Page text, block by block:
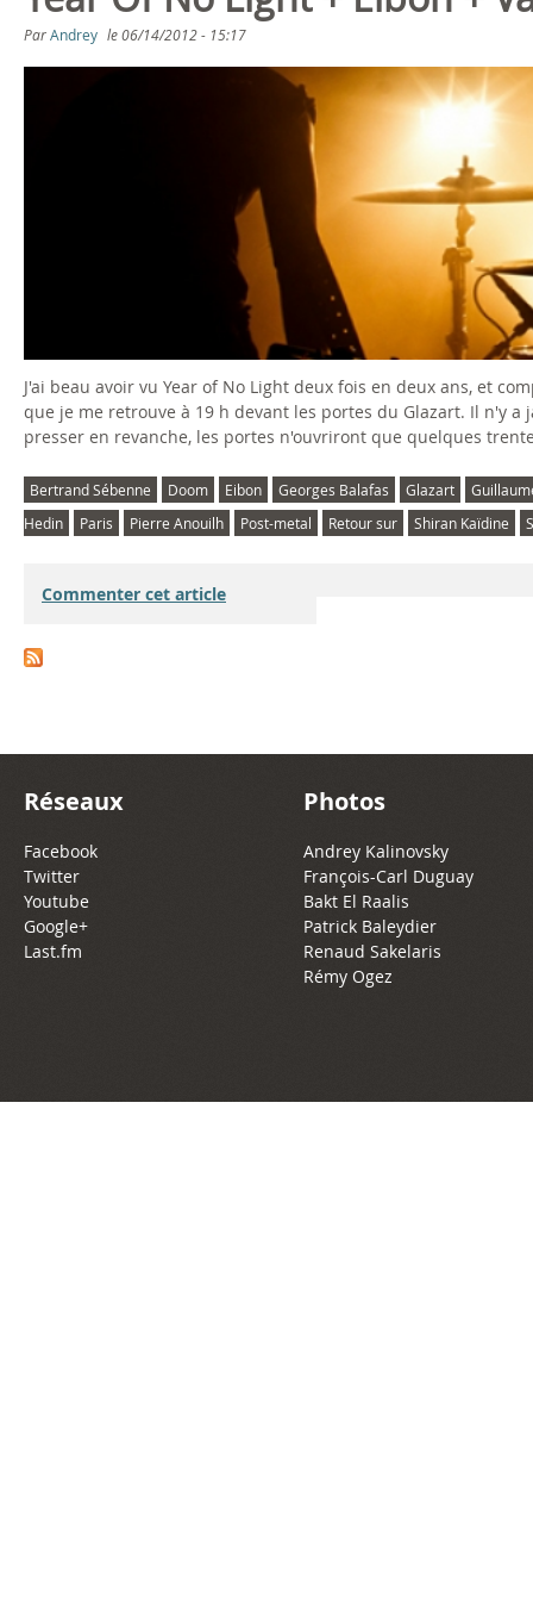
s
ê
i
ParAndrey le06/14/2012 - 15:17
J'ai beau avoir vu Year of No Light deux fois en deux ans, et
que je me retrouve à 19 h devant les portes du Glazart. Il n'y
presser en revanche, les portes n'ouvriront que quelques
Bertrand Sébenne Doom Eibon Georges Balafas Glazart
Hedin
Paris Pierre Anouilh Post-metal Retour sur Shiran Kaïdine
Commenter cet article
Réseaux
Facebook
Twitter
Youtube
Google+
Last.fm
Photos
Andrey Kalinovsky
François-Carl Duguay
Bakt El Raalis
Patrick Baleydier
Renaud Sakelaris
Rémy Ogez